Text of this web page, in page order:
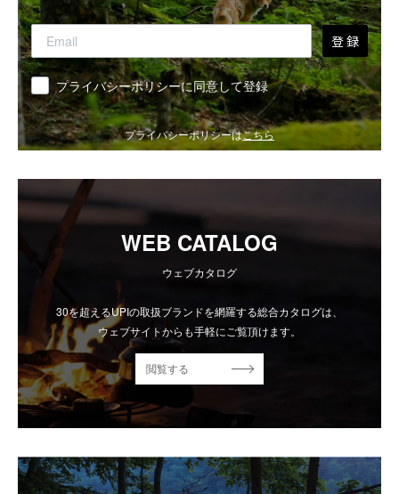
登 録
同意 プライバシーポリシーに同意して登録
プライバシーポリシーはこちら
WEB CATALOG
ウェブカタログ
30を超えるUPIの取扱ブランドを網羅する総合カタログは、
ウェブサイトからも手軽にご覧頂けます。
閲覧する